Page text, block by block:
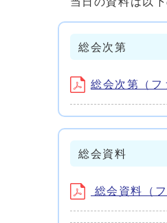
総会次第
総会次第（フ
総会資料
総会資料（